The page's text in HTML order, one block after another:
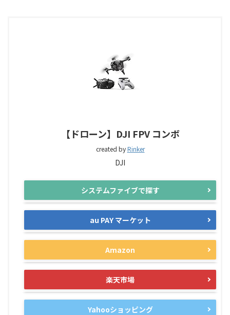
【ドローン】DJI FPV コンボ
created byRinker
DJI
システムファイブで探す
au PAY マーケット
Amazon
楽天市場
Yahooショッピング